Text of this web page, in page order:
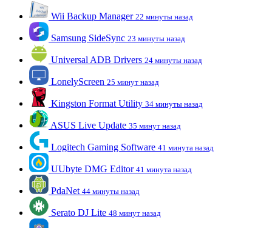
Wii Backup Manager 22 минуты назад
Samsung SideSync 23 минуты назад
Universal ADB Drivers 24 минуты назад
LonelyScreen 25 минут назад
Kingston Format Utility 34 минуты назад
ASUS Live Update 35 минут назад
Logitech Gaming Software 41 минута назад
UUbyte DMG Editor 41 минута назад
PdaNet 44 минуты назад
Serato DJ Lite 48 минут назад